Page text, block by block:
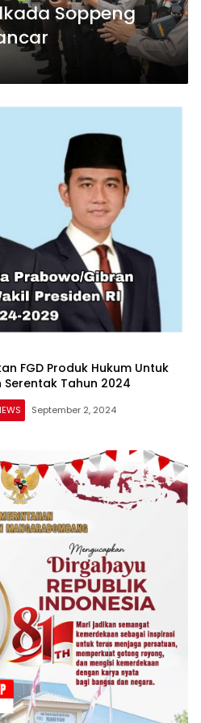
Soppeng
FGD Produk Hukum Untuk
Serentak Tahun 2024
September 2, 2024